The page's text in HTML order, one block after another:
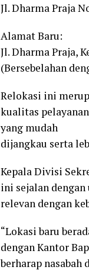
Jl. Dharma Praja
Alamat Baru:
Jl. Dharma Praja,
(Bersebelahan
Relokasi ini
kualitas
yang mudah
dijangkau serta
Kepala Divisi
ini sejalan
relevan dengan
“Lokasi baru
dengan Kantor
berharap nasabah